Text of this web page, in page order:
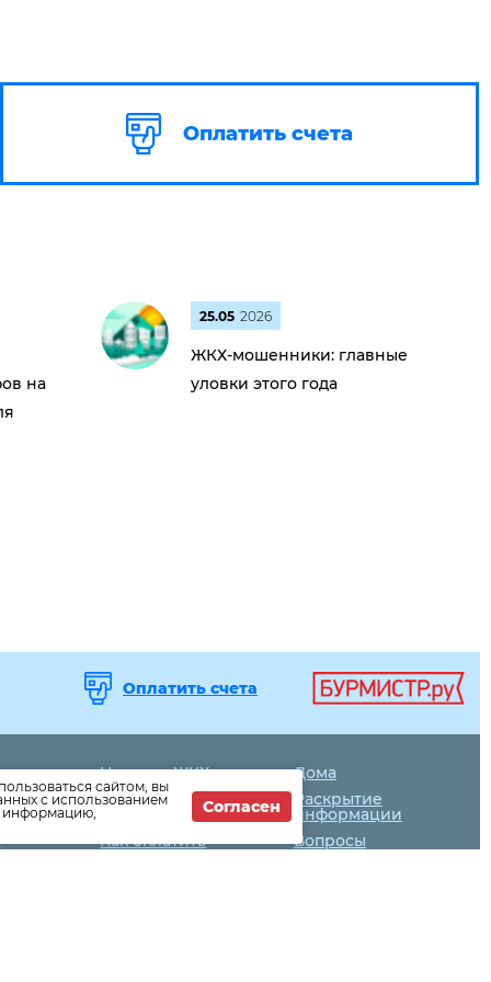
Оплатить счета
на
25.05 2026
ЖКХ-мошенники: главные
уловки этого года
Оплатить счета
Новости ЖКХ
Новости
Как оплатить
Дома
Раскрытие
информации
Вопросы
сайтом, вы
с использованием
информацию,
Согласен